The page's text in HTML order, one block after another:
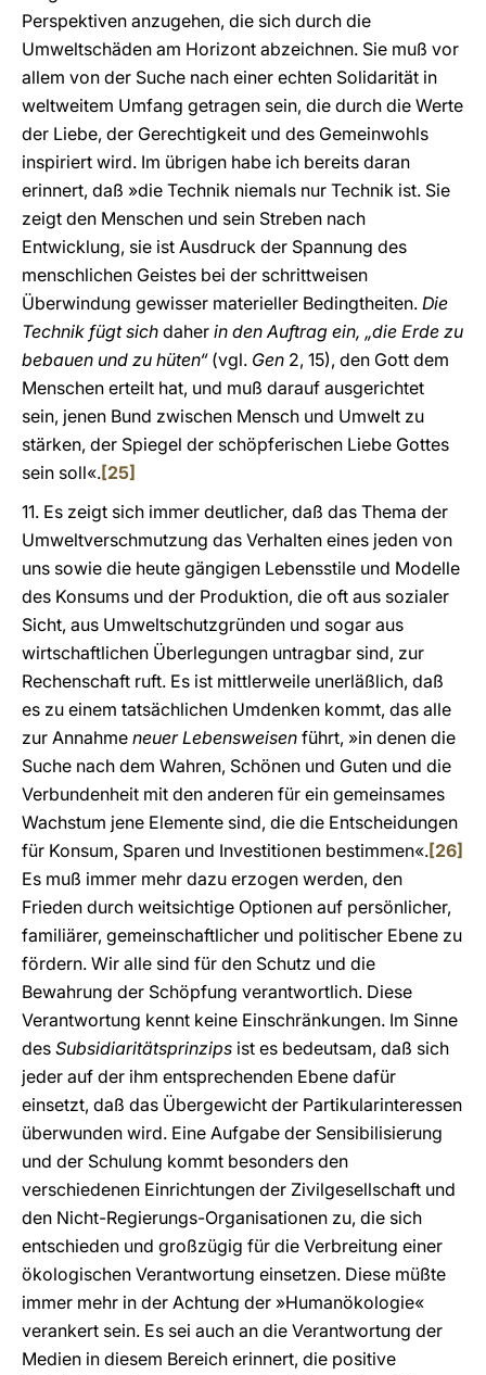
Perspektiven anzugehen, die sich durch die
Umweltschäden am Horizont abzeichnen. Sie muß vor
allem von der Suche nach einer echten Solidarität in
weltweitem Umfang getragen sein, die durch die Werte
der Liebe, der Gerechtigkeit und des Gemeinwohls
inspiriert wird. Im übrigen habe ich bereits daran
erinnert, daß »die Technik niemals nur Technik ist. Sie
zeigt den Menschen und sein Streben nach
Entwicklung, sie ist Ausdruck der Spannung des
menschlichen Geistes bei der schrittweisen
Überwindung gewisser materieller Bedingtheiten. Die
Technik fügt sich daher in den Auftrag ein, „die Erde zu
bebauen und zu hüten“(vgl. Gen 2, 15), den Gott dem
Menschen erteilt hat, und muß darauf ausgerichtet
sein, jenen Bund zwischen Mensch und Umwelt zu
stärken, der Spiegel der schöpferischen Liebe Gottes
sein soll«.[25]
11. Es zeigt sich immer deutlicher, daß das Thema der
Umweltverschmutzung das Verhalten eines jeden von
uns sowie die heute gängigen Lebensstile und Modelle
des Konsums und der Produktion, die oft aus sozialer
Sicht, aus Umweltschutzgründen und sogar aus
wirtschaftlichen Überlegungen untragbar sind, zur
Rechenschaft ruft. Es ist mittlerweile unerläßlich, daß
es zu einem tatsächlichen Umdenken kommt, das alle
zur Annahme neuer Lebensweisen führt, »in denen die
Suche nach dem Wahren, Schönen und Guten und die
Verbundenheit mit den anderen für ein gemeinsames
Wachstum jene Elemente sind, die die Entscheidungen
für Konsum, Sparen und Investitionen bestimmen«.[26]
Es muß immer mehr dazu erzogen werden, den
Frieden durch weitsichtige Optionen auf persönlicher,
familiärer, gemeinschaftlicher und politischer Ebene zu
fördern. Wir alle sind für den Schutz und die
Bewahrung der Schöpfung verantwortlich. Diese
Verantwortung kennt keine Einschränkungen. Im Sinne
des Subsidiaritätsprinzips ist es bedeutsam, daß sich
jeder auf der ihm entsprechenden Ebene dafür
einsetzt, daß das Übergewicht der Partikularinteressen
überwunden wird. Eine Aufgabe der Sensibilisierung
und der Schulung kommt besonders den
verschiedenen Einrichtungen der Zivilgesellschaft und
den Nicht-Regierungs-Organisationen zu, die sich
entschieden und großzügig für die Verbreitung einer
ökologischen Verantwortung einsetzen. Diese müßte
immer mehr in der Achtung der »Humanökologie«
verankert sein. Es sei auch an die Verantwortung der
Medien in diesem Bereich erinnert, die positive